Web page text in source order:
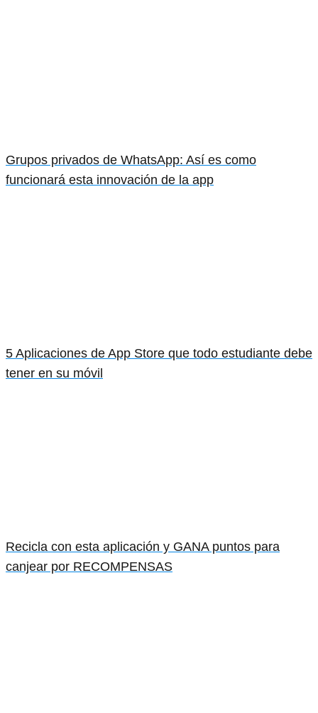
Grupos privados de WhatsApp: Así es como
funcionará esta innovación de la app
5 Aplicaciones de App Store que todo estudiante debe
tener en su móvil
Recicla con esta aplicación y GANA puntos para
canjear por RECOMPENSAS